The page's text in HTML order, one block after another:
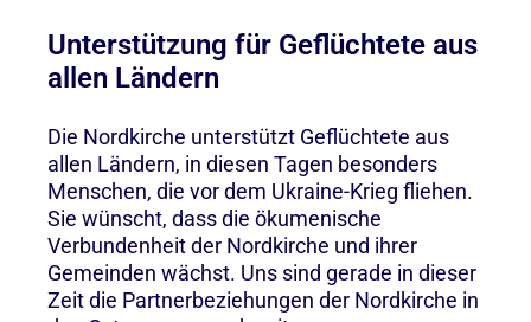
Unterstützung für Geflüchtete aus
allen Ländern
Die Nordkirche unterstützt Geflüchtete aus
allen Ländern, in diesen Tagen besonders
Menschen, die vor dem Ukraine-Krieg fliehen.
Sie wünscht, dass die ökumenische
Verbundenheit der Nordkirche und ihrer
Gemeinden wächst. Uns sind gerade in dieser
Zeit die Partnerbeziehungen der Nordkirche in